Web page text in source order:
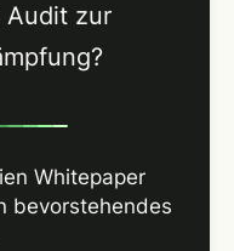
Audit zur
Whitepaper
bevorstehendes